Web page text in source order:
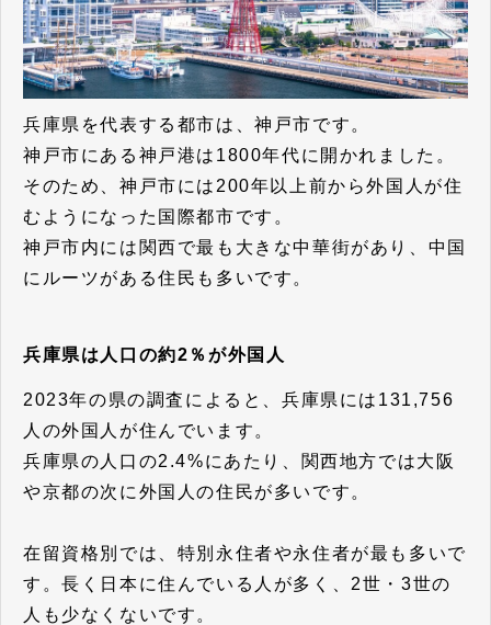
兵庫県を代表する都市は、神戸市です。
神戸市にある神戸港は1800年代に開かれました。
そのため、神戸市には200年以上前から外国人が住
むようになった国際都市です。
神戸市内には関西で最も大きな中華街があり、中国
にルーツがある住民も多いです。
兵庫県は人口の約2％が外国人
2023年の県の調査によると、兵庫県には131,756
人の外国人が住んでいます。
兵庫県の人口の2.4%にあたり、関西地方では大阪
や京都の次に外国人の住民が多いです。
在留資格別では、特別永住者や永住者が最も多いで
す。長く日本に住んでいる人が多く、2世・3世の
人も少なくないです。